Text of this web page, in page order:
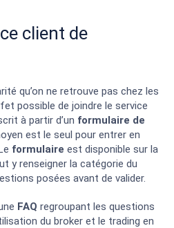
client de
qu’on ne retrouve pas chez les
possible de joindre le service
à partir d’un formulaire de
est le seul pour entrer en
formulaire est disponible sur la
y renseigner la catégorie du
posées avant de valider.
FAQ regroupant les questions
du broker et le trading en